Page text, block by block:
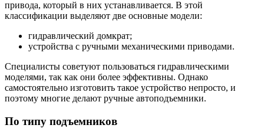
привода, который в них устанавливается. В этой
классификации выделяют две основные модели:
гидравлический домкрат;
устройства с ручными механическими приводами.
Специалисты советуют пользоваться гидравлическими
моделями, так как они более эффективны. Однако
самостоятельно изготовить такое устройство непросто, и
поэтому многие делают ручные автоподъемники.
По типу подъемников